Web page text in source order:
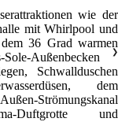
wie der
mit Whirlpool und
36 Grad warmen
Sole-Außenbecken
Schwallduschen
dem
Strömungskanal
Duftgrotte und
❯